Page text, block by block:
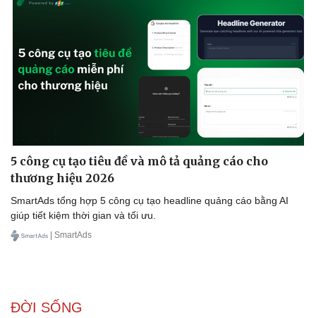
Dinh dưỡng - món ngon
Cây thuốc
Sản phụ khoa
Ăn sạch sống khỏe
Nhà đẹp
5 công cụ tạo tiêu đề và mô tả quảng cáo cho
thương hiệu 2026
SmartAds tổng hợp 5 công cụ tạo headline quảng cáo bằng AI
giúp tiết kiệm thời gian và tối ưu.
| SmartAds
ĐỜI SỐNG